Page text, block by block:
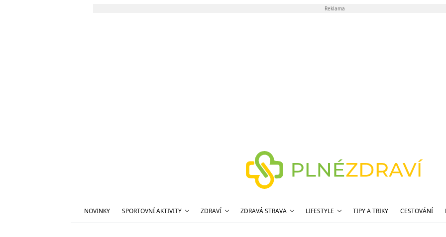
Reklama
NOVINKY SPORTOVNÍ AKTIVITY ZDRAVÍ ZDRAVÁ STRAVA LIFESTYLE TIPY A TRIKY CESTOVÁNÍ